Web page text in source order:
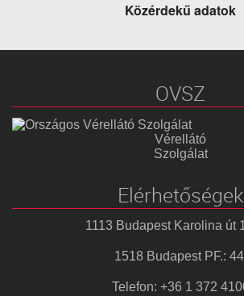
Közérdekű adatok
OVSZ
Vérellátó
Szolgálat
Elérhetőségek
1113 Budapest Karolina út
1518 Budapest PF.:
Telefon: +36 1 372